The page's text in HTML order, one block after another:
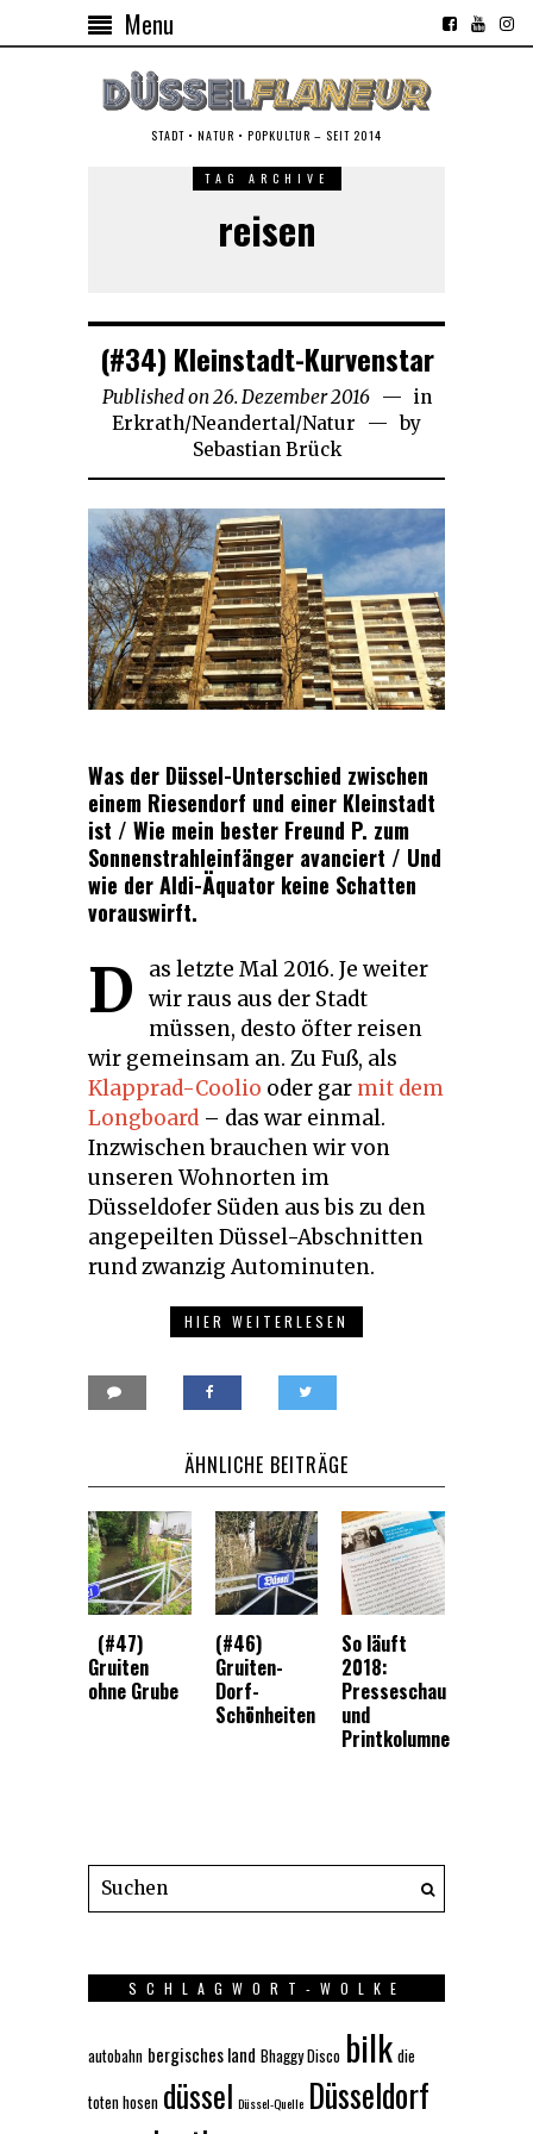
Menu
STADT • NATUR • POPKULTUR – SEIT 2014
TAG ARCHIVE
reisen
(#34) Kleinstadt-Kurvenstar
Published on26. Dezember 201621.
November
in
Erkrath/Neandertal/Natur
by
Sebastian Brück
Was der Düssel-Unterschied zwischen
einem Riesendorf und einer Kleinstadt
ist / Wie mein bester Freund P. zum
Sonnenstrahleinfänger avanciert / Und
wie der Aldi-Äquator keine Schatten
vorauswirft.
D
as letzte Mal 2016. Je weiter
wir raus aus der Stadt
müssen, desto öfter reisen
wir gemeinsam an. Zu Fuß, als
Klapprad-Coolio oder gar mit dem
Longboard – das war einmal.
Inzwischen brauchen wir von
unseren Wohnorten im
Düsseldofer Süden aus bis zu den
angepeilten Düssel-Abschnitten
rund zwanzig Autominuten.
HIER WEITERLESEN
ÄHNLICHE BEITRÄGE
(#47)
Gruiten
ohne Grube
(#46)
Gruiten-
Dorf-
Schönheiten
So läuft
2018:
Presseschau
und
Printkolumne
SCHLAGWORT-WOLKE
autobahn bergisches land Bhaggy Disco bilk die
toten hosen düssel Düssel-Quelle Düsseldorf